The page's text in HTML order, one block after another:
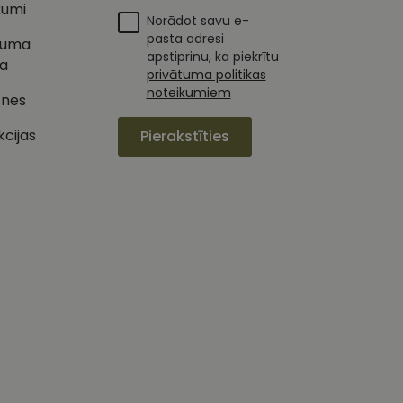
Norādot savu e-
pasta adresi
apstiprinu, ka piekrītu
privātuma politikas
noteikumiem
Pierakstīties
lai novērtētu
uzskatīts, ka
lietotājiem